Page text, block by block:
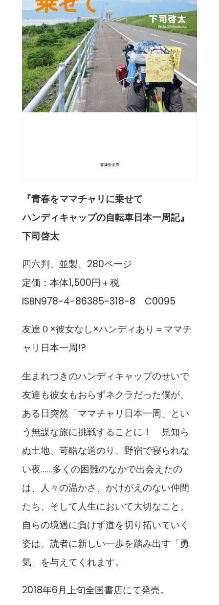
『青春をママチャリに乗せて
ハンディキャップの自転車日本一周記』
下司啓太
四六判、並製、280ページ
定価：本体1,500円＋税
ISBN978-4-86385-318-8 C0095
友達０×彼女なし×ハンディあり＝ママチ
ャリ日本一周!?
生まれつきのハンディキャップのせいで
友達も彼女もおらずネクラだった僕が、
ある日突然「ママチャリ日本一周」とい
う無謀な旅に挑戦することに！ 見知ら
ぬ土地、苛酷な道のり、野宿で寝られな
い夜……多くの困難のなかで出会えたの
は、人々の温かさ、かけがえのない仲間
たち、そして人生において大切なこと。
自らの境遇に負けず道を切り拓いていく
姿は、読者に新しい一歩を踏み出す「勇
気」を与えてくれます。
2018年6月上旬全国書店にて発売。